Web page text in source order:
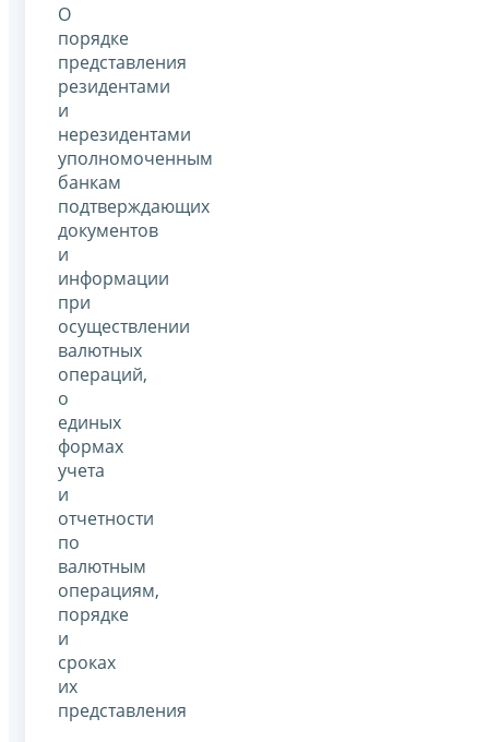
О
порядке
представления
резидентами
и
нерезидентами
уполномоченным
банкам
подтверждающих
документов
и
информации
при
осуществлении
валютных
операций,
о
единых
формах
учета
и
отчетности
по
валютным
операциям,
порядке
и
сроках
их
представления